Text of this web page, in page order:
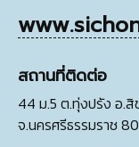
สถานที่ติดต่อ
44 ม.5 ต.ทุ่งปรัง อ.สิ
จ.นครศรีธรรมราช